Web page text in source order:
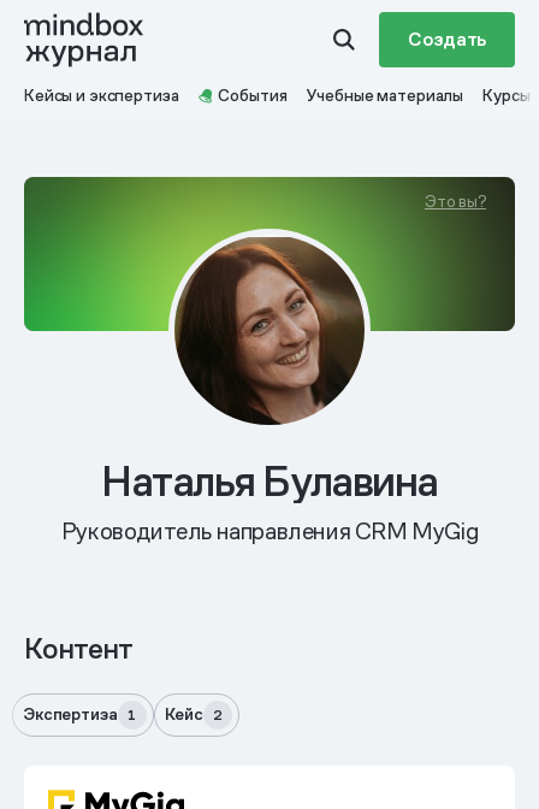
Создать
Кейсы и экспертиза События Учебные материалы Курсы
Это вы?
Наталья Булавина
Руководитель направления CRM MyGig
Контент
Экспертиза 1 Кейс 2